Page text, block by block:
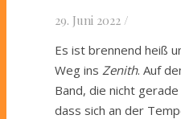
29. Juni 2022 /
Es ist brennend heiß
Weg ins Zenith. Auf
Band, die nicht
dass sich an der